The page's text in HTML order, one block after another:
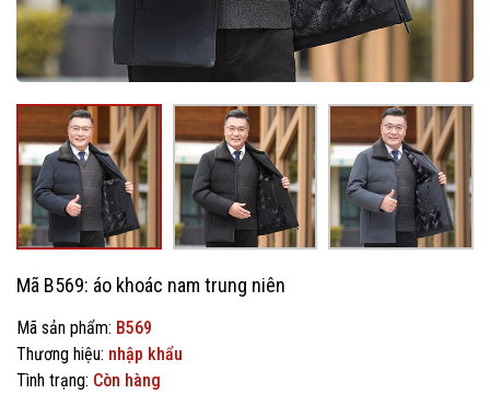
Mã B569: áo khoác nam trung niên
Mã sản phẩm: B569
Thương hiệu: nhập khẩu
Tình trạng: Còn hàng